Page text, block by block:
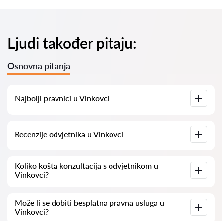
Ljudi također pitaju:
Osnovna pitanja
Najbolji pravnici u Vinkovci
informacijama. Cijene, recenzije, telefonski brojevi i adrese.
Recenzije odvjetnika u Vinkovci
odvjetnicima. Ne brišemo negativne recenzije niti postoji
mogućnost njihovog lažnog povećavanja.
Koliko košta konzultacija s odvjetnikom u
Vinkovci?
nadalje (cijene mogu varirati ovisno o složenosti pitanja i
obliku odgovora).
Može li se dobiti besplatna pravna usluga u
Vinkovci?